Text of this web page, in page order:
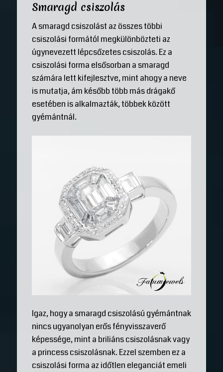
Smaragd csiszolás
A smaragd csiszolást az összes többi
csiszolási formától megkülönbözteti az
úgynevezett lépcsőzetes csiszolás. Ez a
csiszolási forma elsősorban a smaragd
számára lett kifejlesztve, mint ahogy a neve
is mutatja, ám később több más drágakő
esetében is alkalmazták, többek között
gyémántnál.
Igaz, hogy a smaragd csiszolású gyémántnak
nincs ugyanolyan erős fényvisszaverő
képessége, mint a briliáns csiszolásnak vagy
a princess csiszolásnak. Ezzel szemben ez a
csiszolási forma az időtlen eleganciát emeli